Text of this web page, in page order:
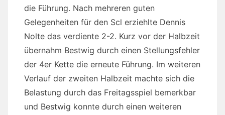
die Führung. Nach mehreren guten
Gelegenheiten für den Scl erziehlte Dennis
Nolte das verdiente 2-2. Kurz vor der Halbzeit
übernahm Bestwig durch einen Stellungsfehler
der 4er Kette die erneute Führung. Im weiteren
Verlauf der zweiten Halbzeit machte sich die
Belastung durch das Freitagsspiel bemerkbar
und Bestwig konnte durch einen weiteren